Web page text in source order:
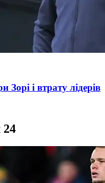
і втрату лідерів
24